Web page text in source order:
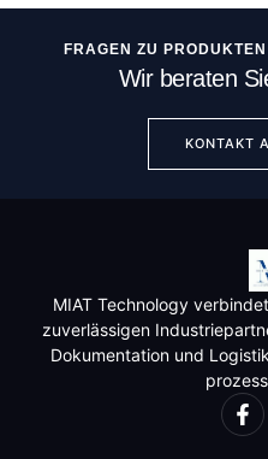
FRAGEN ZU
Wir beraten
KONTAKT
MIAT Technology
zuverlässigen
Dokumentation und